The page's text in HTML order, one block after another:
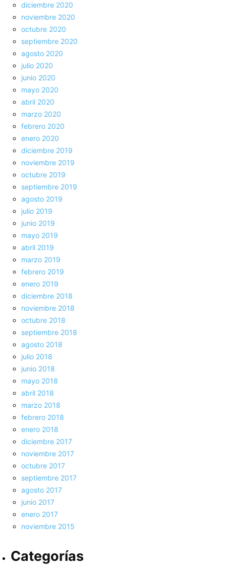
diciembre 2020
noviembre 2020
octubre 2020
septiembre 2020
agosto 2020
julio 2020
junio 2020
mayo 2020
abril 2020
marzo 2020
febrero 2020
enero 2020
diciembre 2019
noviembre 2019
octubre 2019
septiembre 2019
agosto 2019
julio 2019
junio 2019
mayo 2019
abril 2019
marzo 2019
febrero 2019
enero 2019
diciembre 2018
noviembre 2018
octubre 2018
septiembre 2018
agosto 2018
julio 2018
junio 2018
mayo 2018
abril 2018
marzo 2018
febrero 2018
enero 2018
diciembre 2017
noviembre 2017
octubre 2017
septiembre 2017
agosto 2017
junio 2017
enero 2017
noviembre 2015
Categorías